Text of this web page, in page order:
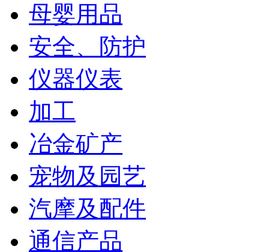
母婴用品
安全、防护
仪器仪表
加工
冶金矿产
宠物及园艺
汽摩及配件
通信产品